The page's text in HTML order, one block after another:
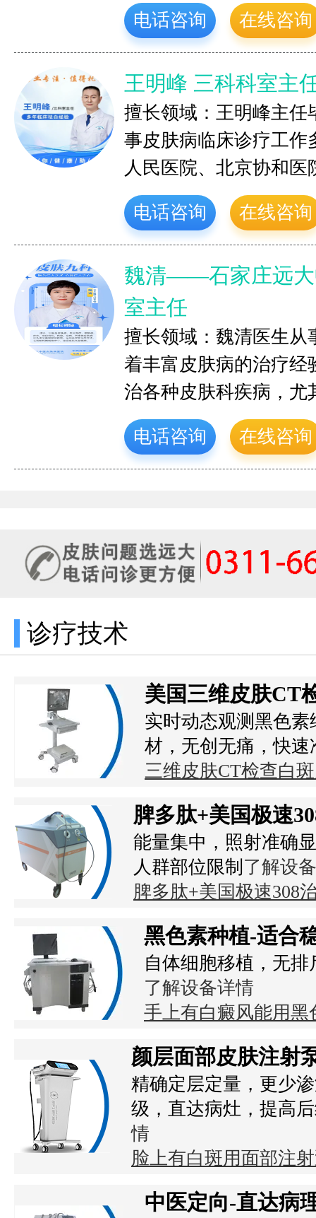
电话咨询 在线咨询
王明峰 三科科室主
擅长领域：王明峰主任
事皮肤病临床诊疗工作
人民医院、北京协和
电话咨询 在线咨询
魏清——石家庄远大
室主任
擅长领域：魏清医生从
着丰富皮肤病的治疗经
治各种皮肤科疾病，
电话咨询 在线咨询
诊疗技术
美国三维皮肤CT
实时动态观测黑色
材，无创无痛，快速
三维皮肤CT检查白
脾多肽+美国极速
能量集中，照射准确
人群部位限制 了解设
脾多肽+美国极速308
黑色素种植-适合
自体细胞移植，无
了解设备详情
手上有白癜风能用黑
颜层面部皮肤注射
精确定层定量，更少
级，直达病灶，提高
情
脸上有白斑用面部注
中医定向-直达病